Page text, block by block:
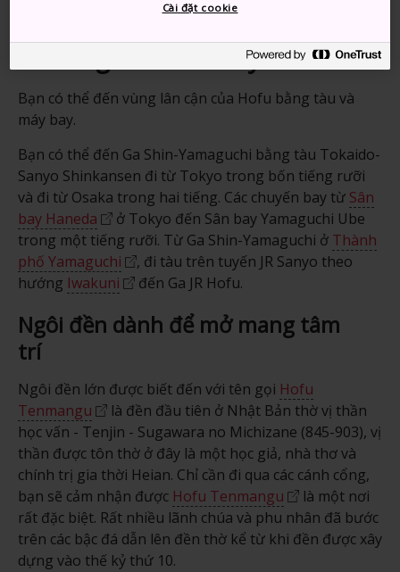
Phương thức di chuyển
Bạn có thể đến vùng lân cận của Hofu bằng tàu và
máy bay.
Bạn có thể đến Ga Shin-Yamaguchi bằng tàu Tokaido-
Sanyo Shinkansen đi từ Tokyo trong bốn tiếng rưỡi
và đi từ Osaka trong hai tiếng. Các chuyến bay từ Sân
bay Haneda
ở Tokyo đến Sân bay Yamaguchi Ube
trong một tiếng rưỡi. Từ Ga Shin-Yamaguchi ở Thành
phố Yamaguchi
, đi tàu trên tuyến JR Sanyo theo
hướng Iwakuni đến Ga JR Hofu.
Ngôi đền dành để mở mang tâm
trí
Ngôi đền lớn được biết đến với tên gọi Hofu
Tenmangu
là đền đầu tiên ở Nhật Bản thờ vị thần
học vấn - Tenjin - Sugawara no Michizane (845-903), vị
thần được tôn thờ ở đây là một học giả, nhà thơ và
chính trị gia thời Heian. Chỉ cần đi qua các cánh cổng,
bạn sẽ cảm nhận được Hofu Tenmangu
là một nơi
rất đặc biệt. Rất nhiều lãnh chúa và phu nhân đã bước
trên các bậc đá dẫn lên đền thờ kể từ khi đền được xây
dựng vào thế kỷ thứ 10.
Cài đặt cookie